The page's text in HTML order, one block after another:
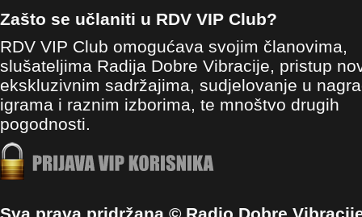
Zašto se učlaniti u RDV VIP Club?
RDV VIP Club omogućava svojim članovima,
slušateljima Radija Dobre Vibracije, pristup
ekskluzivnim sadržajima, sudjelovanje u
igrama i raznim izborima, te mnoštvo drugih
pogodnosti.